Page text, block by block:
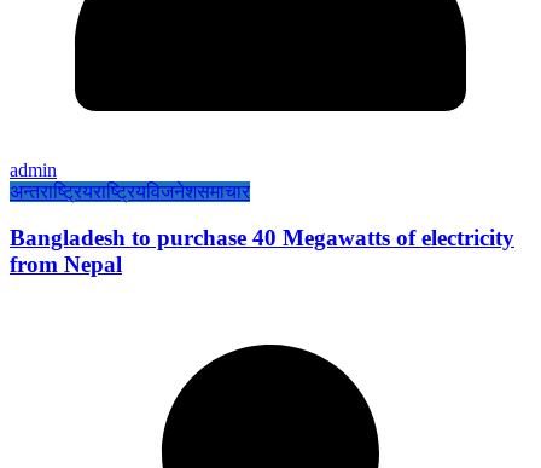
admin
अन्तराष्ट्रियराष्ट्रियविजनेशसमाचार
Bangladesh to purchase 40 Megawatts of electricity
from Nepal